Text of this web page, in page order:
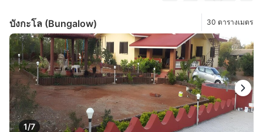
บังกะโล (Bungalow) 30 ตารางเมตร
1/7